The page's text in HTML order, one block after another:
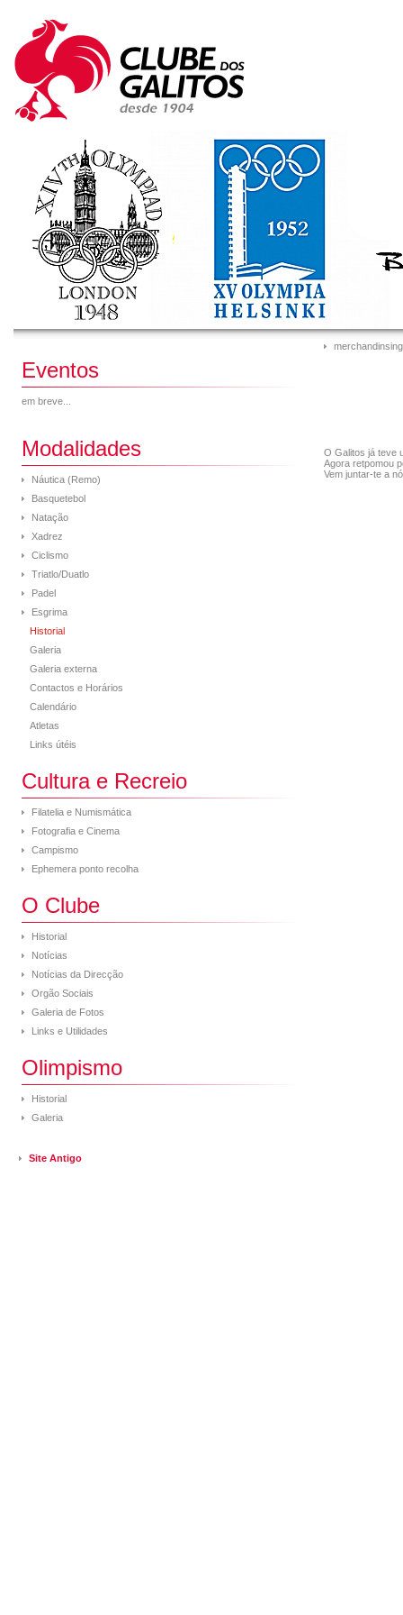
Eventos
em breve...
Modalidades
Náutica (Remo)
Basquetebol
Natação
Xadrez
Ciclismo
Triatlo/Duatlo
Padel
Esgrima
Historial
Galeria
Galeria externa
Contactos e Horários
Calendário
Atletas
Links útéis
Cultura e Recreio
Filatelia e Numismática
Fotografia e Cinema
Campismo
Ephemera ponto recolha
O Clube
Historial
Notícias
Notícias da Direcção
Orgão Sociais
Galeria de Fotos
Links e Utilidades
Olimpismo
Historial
Galeria
Site Antigo
merchandinsing
O Galitos já teve
Agora retpomou
Vem juntar-te a